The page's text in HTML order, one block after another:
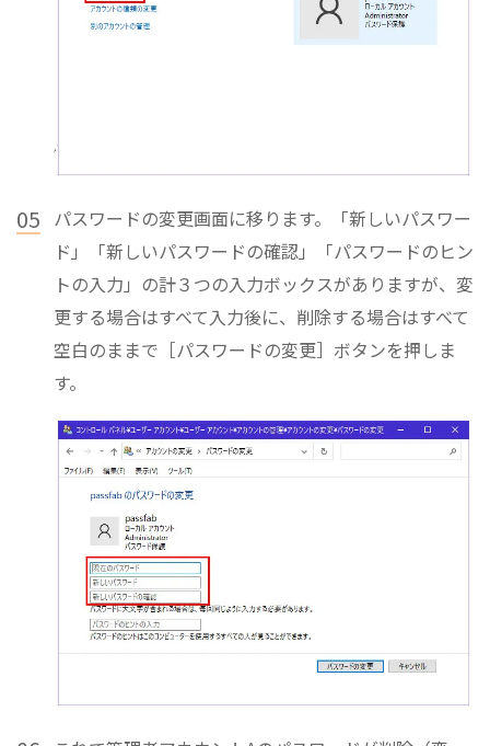
05 パスワードの変更画面に移ります。「新しいパスワー
ド」「新しいパスワードの確認」「パスワードのヒン
トの入力」の計３つの入力ボックスがありますが、変
更する場合はすべて入力後に、削除する場合はすべて
空白のままで［パスワードの変更］ボタンを押しま
す。